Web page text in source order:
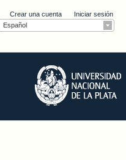
Crear una cuenta
Iniciar sesión
Español